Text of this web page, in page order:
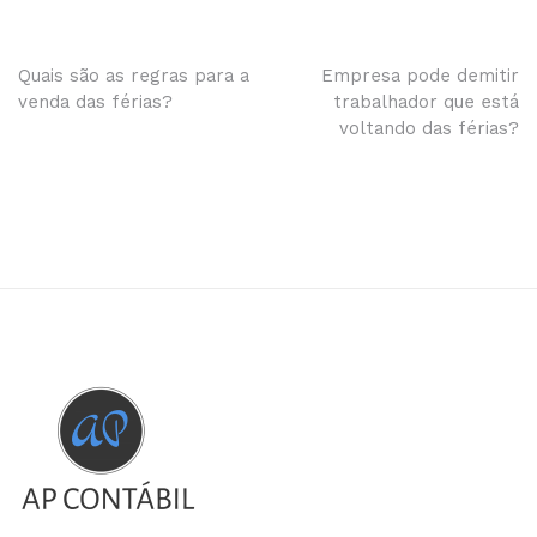
Navegação
Quais são as regras para a
venda das férias?
Empresa pode demitir
trabalhador que está
voltando das férias?